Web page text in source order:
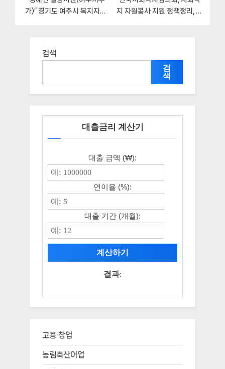
가)” 경기도 여주시 복지지원
지 자원봉사 지원 정책정리, 신
검색
검
색
대출금리 계산기
대출 금액 (₩):
연이율 (%):
대출 기간 (개월):
계산하기
결과:
고용·창업
농림축산어업